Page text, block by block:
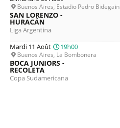
Buenos Aires, Estadio Pedro Bidegain
SAN LORENZO -
HURACÁN
Liga Argentina
Mardi 11 Août
19h00
Buenos Aires, La Bombonera
BOCA JUNIORS -
RECOLETA
Copa Sudamericana